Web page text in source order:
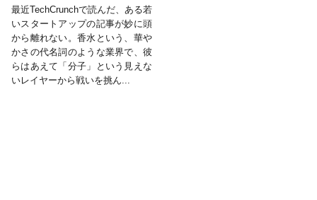
最近TechCrunchで読んだ、ある若
いスタートアップの記事が妙に頭
から離れない。香水という、華や
かさの代名詞のような業界で、彼
らはあえて「分子」という見えな
いレイヤーから戦いを挑ん...